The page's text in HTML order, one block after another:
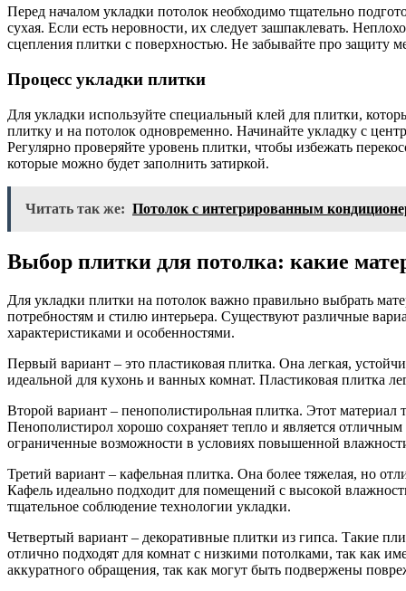
Перед началом укладки потолок необходимо тщательно
сухая. Если есть неровности, их следует зашпаклевать.
сцепления плитки с поверхностью. Не забывайте про защиту
Процесс укладки плитки
Для укладки используйте специальный клей для плитки,
плитку и на потолок одновременно. Начинайте укладку с
Регулярно проверяйте уровень плитки, чтобы избежать
которые можно будет заполнить затиркой.
Читать так же: Потолок с интегрированным
Выбор плитки для потолка: какие
Для укладки плитки на потолок важно правильно выбрать
потребностям и стилю интерьера. Существуют различные
характеристиками и особенностями.
Первый вариант – это пластиковая плитка. Она легкая,
идеальной для кухонь и ванных комнат. Пластиковая плитка
Второй вариант – пенополистирольная плитка. Этот
Пенополистирол хорошо сохраняет тепло и является
ограниченные возможности в условиях повышенной
Третий вариант – кафельная плитка. Она более тяжелая, но
Кафель идеально подходит для помещений с высокой
тщательное соблюдение технологии укладки.
Четвертый вариант – декоративные плитки из гипса. Такие
отлично подходят для комнат с низкими потолками, так как
аккуратного обращения, так как могут быть подвержены